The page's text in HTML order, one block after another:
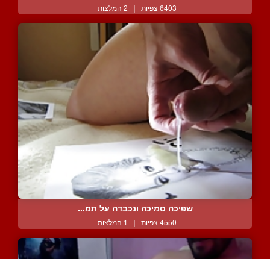
6403 צפיות | 2 המלצות
שפיכה סמיכה ונכבדה על תמ...
4550 צפיות | 1 המלצות